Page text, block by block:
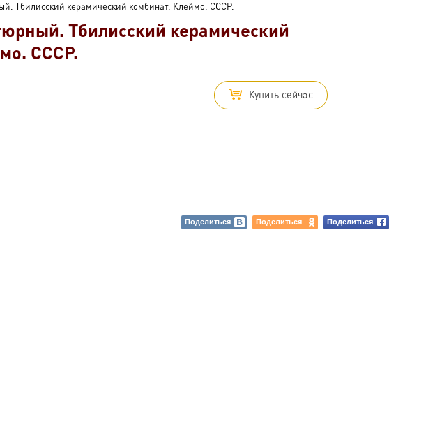
Тбилисский керамический комбинат. Клеймо. СССР.
Тбилисский керамический
СССР.
Купить сейчас
Поделиться Поделиться Поделиться